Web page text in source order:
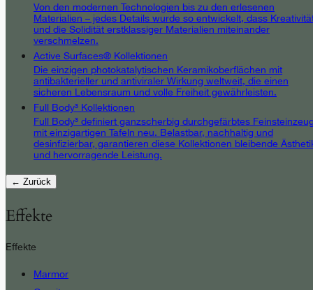
Von den modernen Technologien bis zu den erlesenen
Materialien – jedes Details wurde so entwickelt, dass
und die Solidität erstklassiger Materialien miteinander
verschmelzen.
Active Surfaces® Kollektionen
Die einzigen photokatalytischen Keramikoberflächen mit
antibakterieller und antiviraler Wirkung weltweit, die einen
sicheren Lebensraum und volle Freiheit gewährleisten.
Full Body³ Kollektionen
Full Body³ definiert ganzscherbig durchgefärbtes
mit einzigartigen Tafeln neu. Belastbar, nachhaltig und
desinfizierbar, garantieren diese Kollektionen bleibende
und hervorragende Leistung.
← Zurück
Effekte
Effekte
Marmor